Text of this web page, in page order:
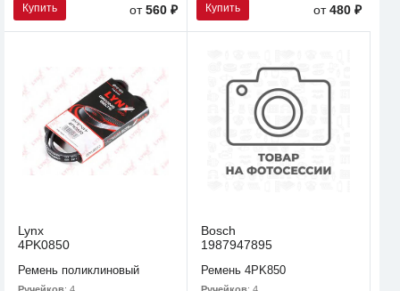
Купить от560 ₽ Купить от480 ₽
Lynx
4PK0850
Ремень поликлиновый
Bosch
1987947895
Ремень 4PK850